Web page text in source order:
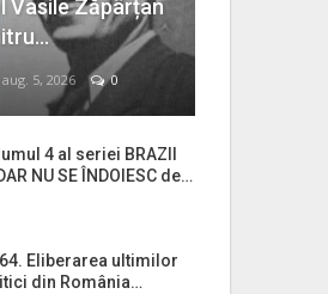
Vasile Zăpârțan
aug. 5, 2026 0
4 al seriei BRAZII
NU SE ÎNDOIESC de…
Eliberarea ultimilor
din România…